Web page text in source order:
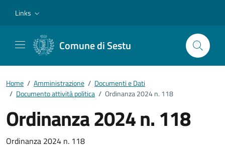
Links
Comune di Sestu
Home / Amministrazione / Documenti e Dati
/ Documento attività politica / Ordinanza 2024 n. 118
Ordinanza 2024 n. 118
Dettagli del documento
Ordinanza 2024 n. 118